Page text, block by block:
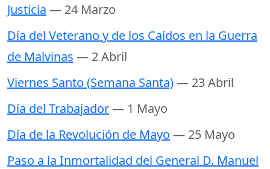
Justicia — 24 Marzo
Día del Veterano y de los Caídos en la Guerra
de Malvinas — 2 Abril
Viernes Santo (Semana Santa)— 23 Abril
Día del Trabajador— 1 Mayo
Día de la Revolución de Mayo — 25 Mayo
Paso a la Inmortalidad del General D. Manuel